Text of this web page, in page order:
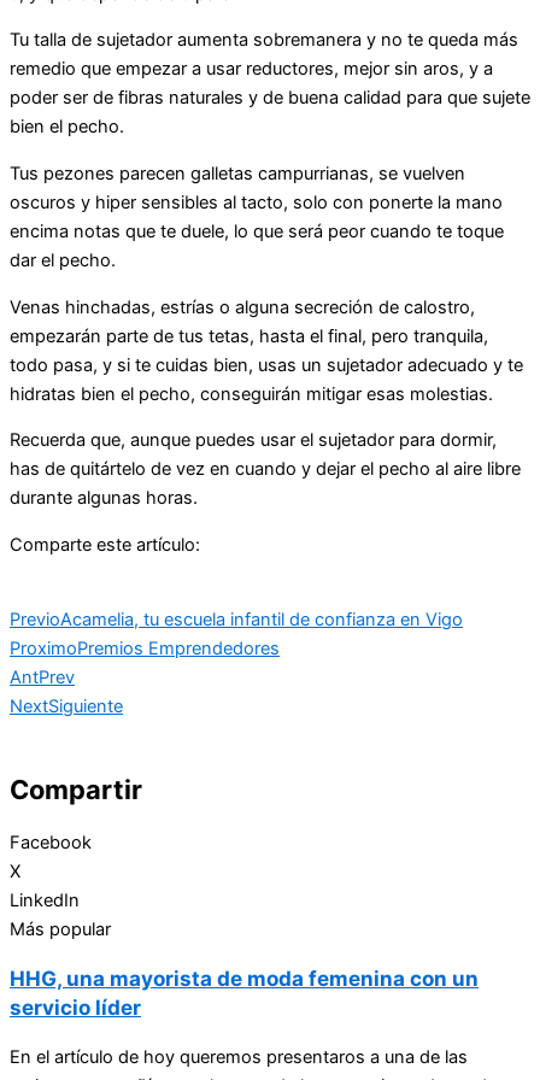
Tu talla de sujetador aumenta sobremanera y no te queda más
remedio que empezar a usar reductores, mejor sin aros, y a
poder ser de fibras naturales y de buena calidad para que sujete
bien el pecho.
Tus pezones parecen galletas campurrianas, se vuelven
oscuros y hiper sensibles al tacto, solo con ponerte la mano
encima notas que te duele, lo que será peor cuando te toque
dar el pecho.
Venas hinchadas, estrías o alguna secreción de calostro,
empezarán parte de tus tetas, hasta el final, pero tranquila,
todo pasa, y si te cuidas bien, usas un sujetador adecuado y te
hidratas bien el pecho, conseguirán mitigar esas molestias.
Recuerda que, aunque puedes usar el sujetador para dormir,
has de quitártelo de vez en cuando y dejar el pecho al aire libre
durante algunas horas.
Comparte este artículo:
PrevioAcamelia, tu escuela infantil de confianza en Vigo
ProximoPremios Emprendedores
AntPrev
NextSiguiente
Compartir
Facebook
X
LinkedIn
Más popular
HHG, una mayorista de moda femenina con un
servicio líder
En el artículo de hoy queremos presentaros a una de las